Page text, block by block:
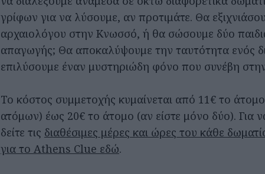
γρίφων για να λύσουμε, αν προτιμάτε. Θα
αρχαιολόγου στην Κνωσσό, ή θα σώσουμε δύο
απαγωγής; Θα αποκαλύψουμε την ταυτότητα ενός
επιλύσουμε έναν μυστηριώδη φόνο που συνέβη
Το κόστος συμμετοχής κυμαίνεται από 11€ το
ατόμων) έως 20€ το άτομο (αν είστε μόνο δύο). Για
δείτε τις διαθέσιμες μέρες και ώρες του κάθε
για το Athens Clue εδώ.